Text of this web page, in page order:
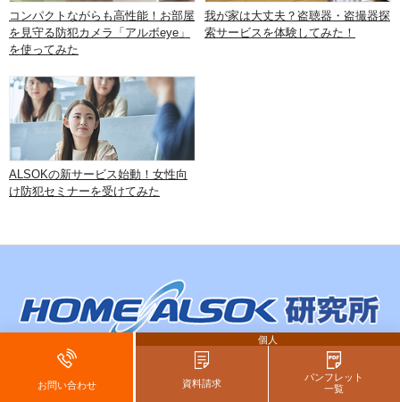
コンパクトながらも高性能！お部屋
を見守る防犯カメラ「アルボeye」
を使ってみた
我が家は大丈夫？盗聴器・盗撮器探
索サービスを体験してみた！
ALSOKの新サービス始動！女性向
け防犯セミナーを受けてみた
住み替え 新築 資産価値 治安
住宅設備
お問い合わせ
個人
資料請求
パンフレット
一覧